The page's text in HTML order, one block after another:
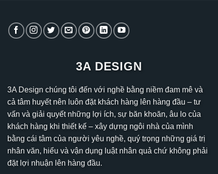
3A DESIGN
3A Design chúng tôi đến với nghề bằng niềm đam mê và
cả tâm huyết nên luôn đặt khách hàng lên hàng đầu – tư
vấn và giải quyết những lợi ích, sự băn khoăn, âu lo của
khách hàng khi thiết kế – xây dựng ngôi nhà của mình
bằng cái tâm của người yêu nghề, quý trọng những giá trị
nhân văn, hiểu và vận dụng luật nhân quả chứ không phải
đặt lợi nhuận lên hàng đầu.